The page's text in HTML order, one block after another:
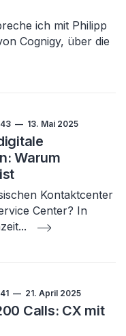
ich mit Philipp
Cognigy, über die
13. Mai 2025
Warum
Kontaktcenter
Center? In
...
21. April 2025
Calls: CX mit